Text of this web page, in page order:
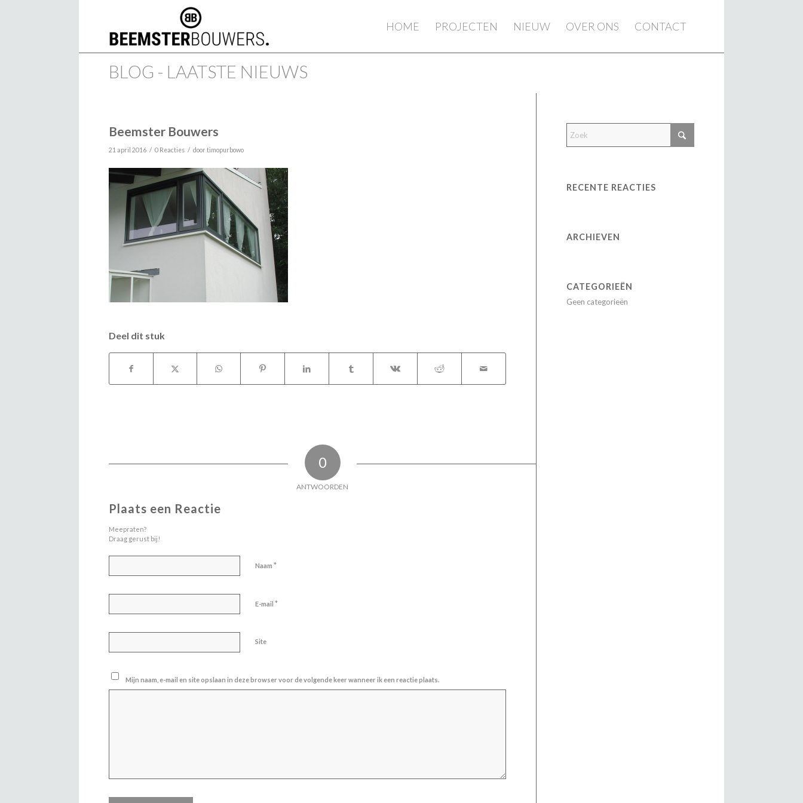
HOME PROJECTEN NIEUW OVER ONS CONTACT
BLOG - LAATSTE NIEUWS
Beemster Bouwers
21 april 2016 / 0 Reacties / door timopurbowo
Deel dit stuk
0
ANTWOORDEN
Plaats een Reactie
Meepraten?
Draag gerust bij!
Naam *
E-mail *
Site
Mijn naam, e-mail en site opslaan in deze browser voor de volgende keer wanneer ik een reactie plaats.
RECENTE REACTIES
ARCHIEVEN
CATEGORIEËN
Geen categorieën